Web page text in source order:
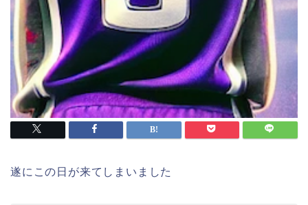
遂にこの日が来てしまいました